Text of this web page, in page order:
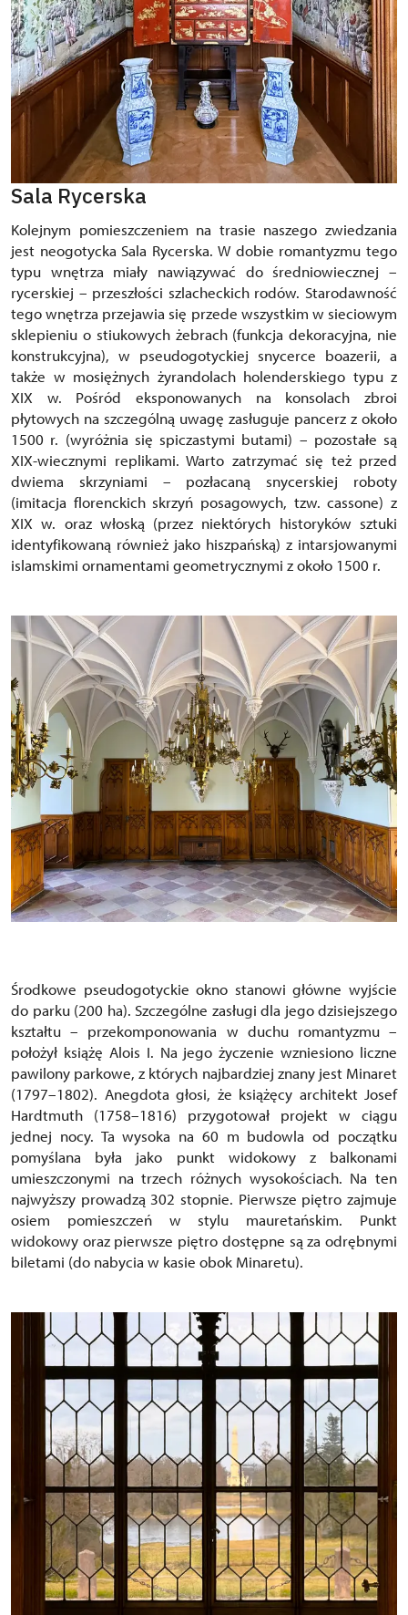
Sala Rycerska
Kolejnym pomieszczeniem na trasie naszego zwiedzania
jest neogotycka Sala Rycerska. W dobie romantyzmu tego
typu wnętrza miały nawiązywać do średniowiecznej –
rycerskiej – przeszłości szlacheckich rodów. Starodawność
tego wnętrza przejawia się przede wszystkim w sieciowym
sklepieniu o stiukowych żebrach (funkcja dekoracyjna, nie
konstrukcyjna), w pseudogotyckiej snycerce boazerii, a
także w mosiężnych żyrandolach holenderskiego typu z
XIX w. Pośród eksponowanych na konsolach zbroi
płytowych na szczególną uwagę zasługuje pancerz z około
1500 r. (wyróżnia się spiczastymi butami) – pozostałe są
XIX-wiecznymi replikami. Warto zatrzymać się też przed
dwiema skrzyniami – pozłacaną snycerskiej roboty
(imitacja florenckich skrzyń posagowych, tzw. cassone) z
XIX w. oraz włoską (przez niektórych historyków sztuki
identyfikowaną również jako hiszpańską) z intarsjowanymi
islamskimi ornamentami geometrycznymi z około 1500 r.
Środkowe pseudogotyckie okno stanowi główne wyjście
do parku (200 ha). Szczególne zasługi dla jego dzisiejszego
kształtu – przekomponowania w duchu romantyzmu –
położył książę Alois I. Na jego życzenie wzniesiono liczne
pawilony parkowe, z których najbardziej znany jest Minaret
(1797–1802). Anegdota głosi, że książęcy architekt Josef
Hardtmuth (1758–1816) przygotował projekt w ciągu
jednej nocy. Ta wysoka na 60 m budowla od początku
pomyślana była jako punkt widokowy z balkonami
umieszczonymi na trzech różnych wysokościach. Na ten
najwyższy prowadzą 302 stopnie. Pierwsze piętro zajmuje
osiem pomieszczeń w stylu mauretańskim. Punkt
widokowy oraz pierwsze piętro dostępne są za odrębnymi
biletami (do nabycia w kasie obok Minaretu).